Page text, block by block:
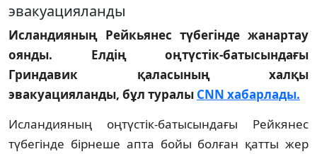
эвакуацияланды
Исландияның Рейкьянес түбегінде жанартау
оянды. Елдің оңтүстік-батысындағы
Гриндавик қаласының халқы
эвакуацияланды, бұл туралы CNN хабарлады.
Исландияның оңтүстік-батысындағы Рейкянес
түбегінде бірнеше апта бойы болған қатты жер